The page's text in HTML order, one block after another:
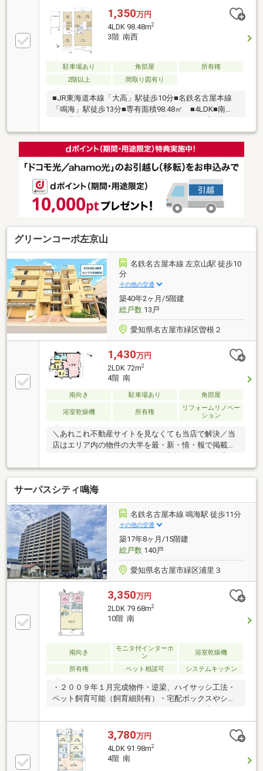
1,350万円
4LDK 98.48m2
3階 南西
駐車場あり 角部屋
所有権
2階以上
間取り図有り
■JR東海道本線「大高」駅徒歩10分■名鉄名古屋本線
「鳴海」駅徒歩13分■専有面積98.48㎡ ■4LDK■南
西・北東 両面バルコニー■メゾネットタイプ(3階、4
階)■専用駐車場1台分あり 無料 (車種による)■南西
向き、日当たり良好
グリーンコーポ左京山
名鉄名古屋本線 左京山駅 徒歩10
分
その他の交通
築40年2ヶ月/5階建
総戸数13戸
愛知県名古屋市緑区曽根２
1,430万円
2LDK 72m2
4階 南
南向き 駐車場あり 角部屋
浴室乾燥機 所有権
リフォームリノベー
ション
＼あれこれ不動産サイトを見なくても当店で解決／当
店はエリア内の物件の大半を最・新・情・報で掲載！
子小学校／左京山中学校◆名鉄名古屋本線「左京山」
駅まで徒歩約10分◆リビングの様子が見渡せる対面キ
ッチン◆2面バルコニー◆窓が多く通風良好※写真をク
リックすると、詳細をご覧いただけます。＝＝＝＝＝
＝＝＝＝＝＝＝＝＝＝＝＝＝＝＝＝＝＝＝＝《気軽に
お寄り下さい♪》店内にキッズスペースも完備♪お子様
連れでも気軽に立ち寄っていただけるお店です。＝＝
＝＝＝＝＝＝＝＝＝＝＝＝＝＝＝＝＝＝＝＝＝＝＝
サーパスシティ鳴海
名鉄名古屋本線 鳴海駅 徒歩11分
その他の交通
築17年8ヶ月/15階建
総戸数140戸
愛知県名古屋市緑区浦里３
3,350万円
2LDK 79.68m2
10階 南
南向き
モニタ付インターホ
ン
浴室乾燥機
所有権 ペット相談可 システムキッチン
・２００９年１月完成物件・逆梁、ハイサッシ工法・
ペット飼育可能（飼育細則有）・宅配ボックスやショ
数１４２戸の大規模マンション。・敷地内に１７１台
分の平面駐車場を設置・１住戸に１台分の駐車場を確
保。・３毎年に駐車区画の抽選あり。（使用料金月額
５００円から４０００円、次回抽選２０２７年１月頃
予定）～周辺施設～・ファミリーマート緑浦里三丁目
3,780万円
4LDK 91.98m2
4階 南